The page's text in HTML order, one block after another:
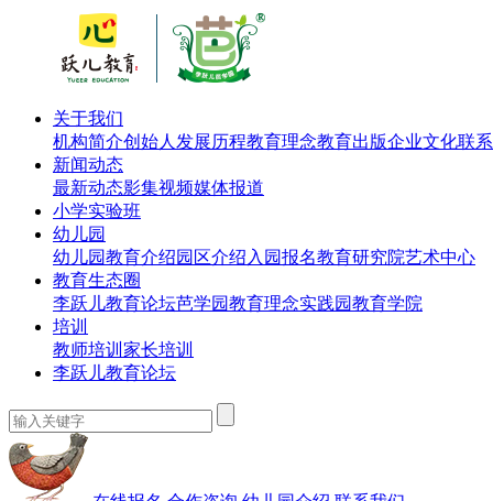
关于我们
机构简介创始人 发展历程教育理念教育出版企业文化联
新闻动态
最新动态影集视频媒体报道
小学实验班
幼儿园
幼儿园教育介绍园区介绍 入园报名教育研究院艺术中心
教育生态圈
李跃儿教育论坛芭学园教育理念实践园教育学院
培训
教师培训 家长培训
李跃儿教育论坛